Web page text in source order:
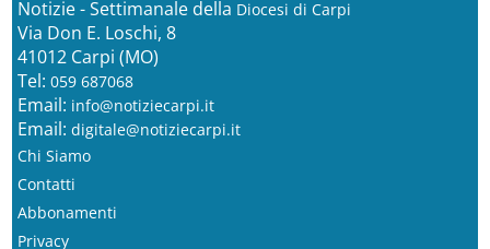
Notizie - Settimanale della Diocesi di Carpi
Via Don E. Loschi, 8
41012 Carpi (MO)
Tel: 059 687068
Email: info@notiziecarpi.it
Email: digitale@notiziecarpi.it
Chi Siamo
Contatti
Abbonamenti
Privacy